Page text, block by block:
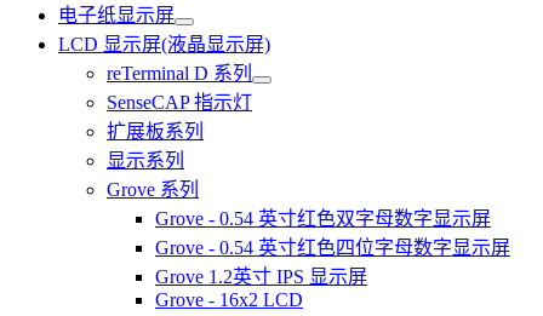
电子纸显示屏
LCD 显示屏(液晶显示屏)
reTerminal D 系列
SenseCAP 指示灯
扩展板系列
显示系列
Grove 系列
Grove - 0.54 英寸红色双字母数字显示屏
Grove - 0.54 英寸红色四位字母数字显示屏
Grove 1.2英寸 IPS 显示屏
Grove - 16x2 LCD